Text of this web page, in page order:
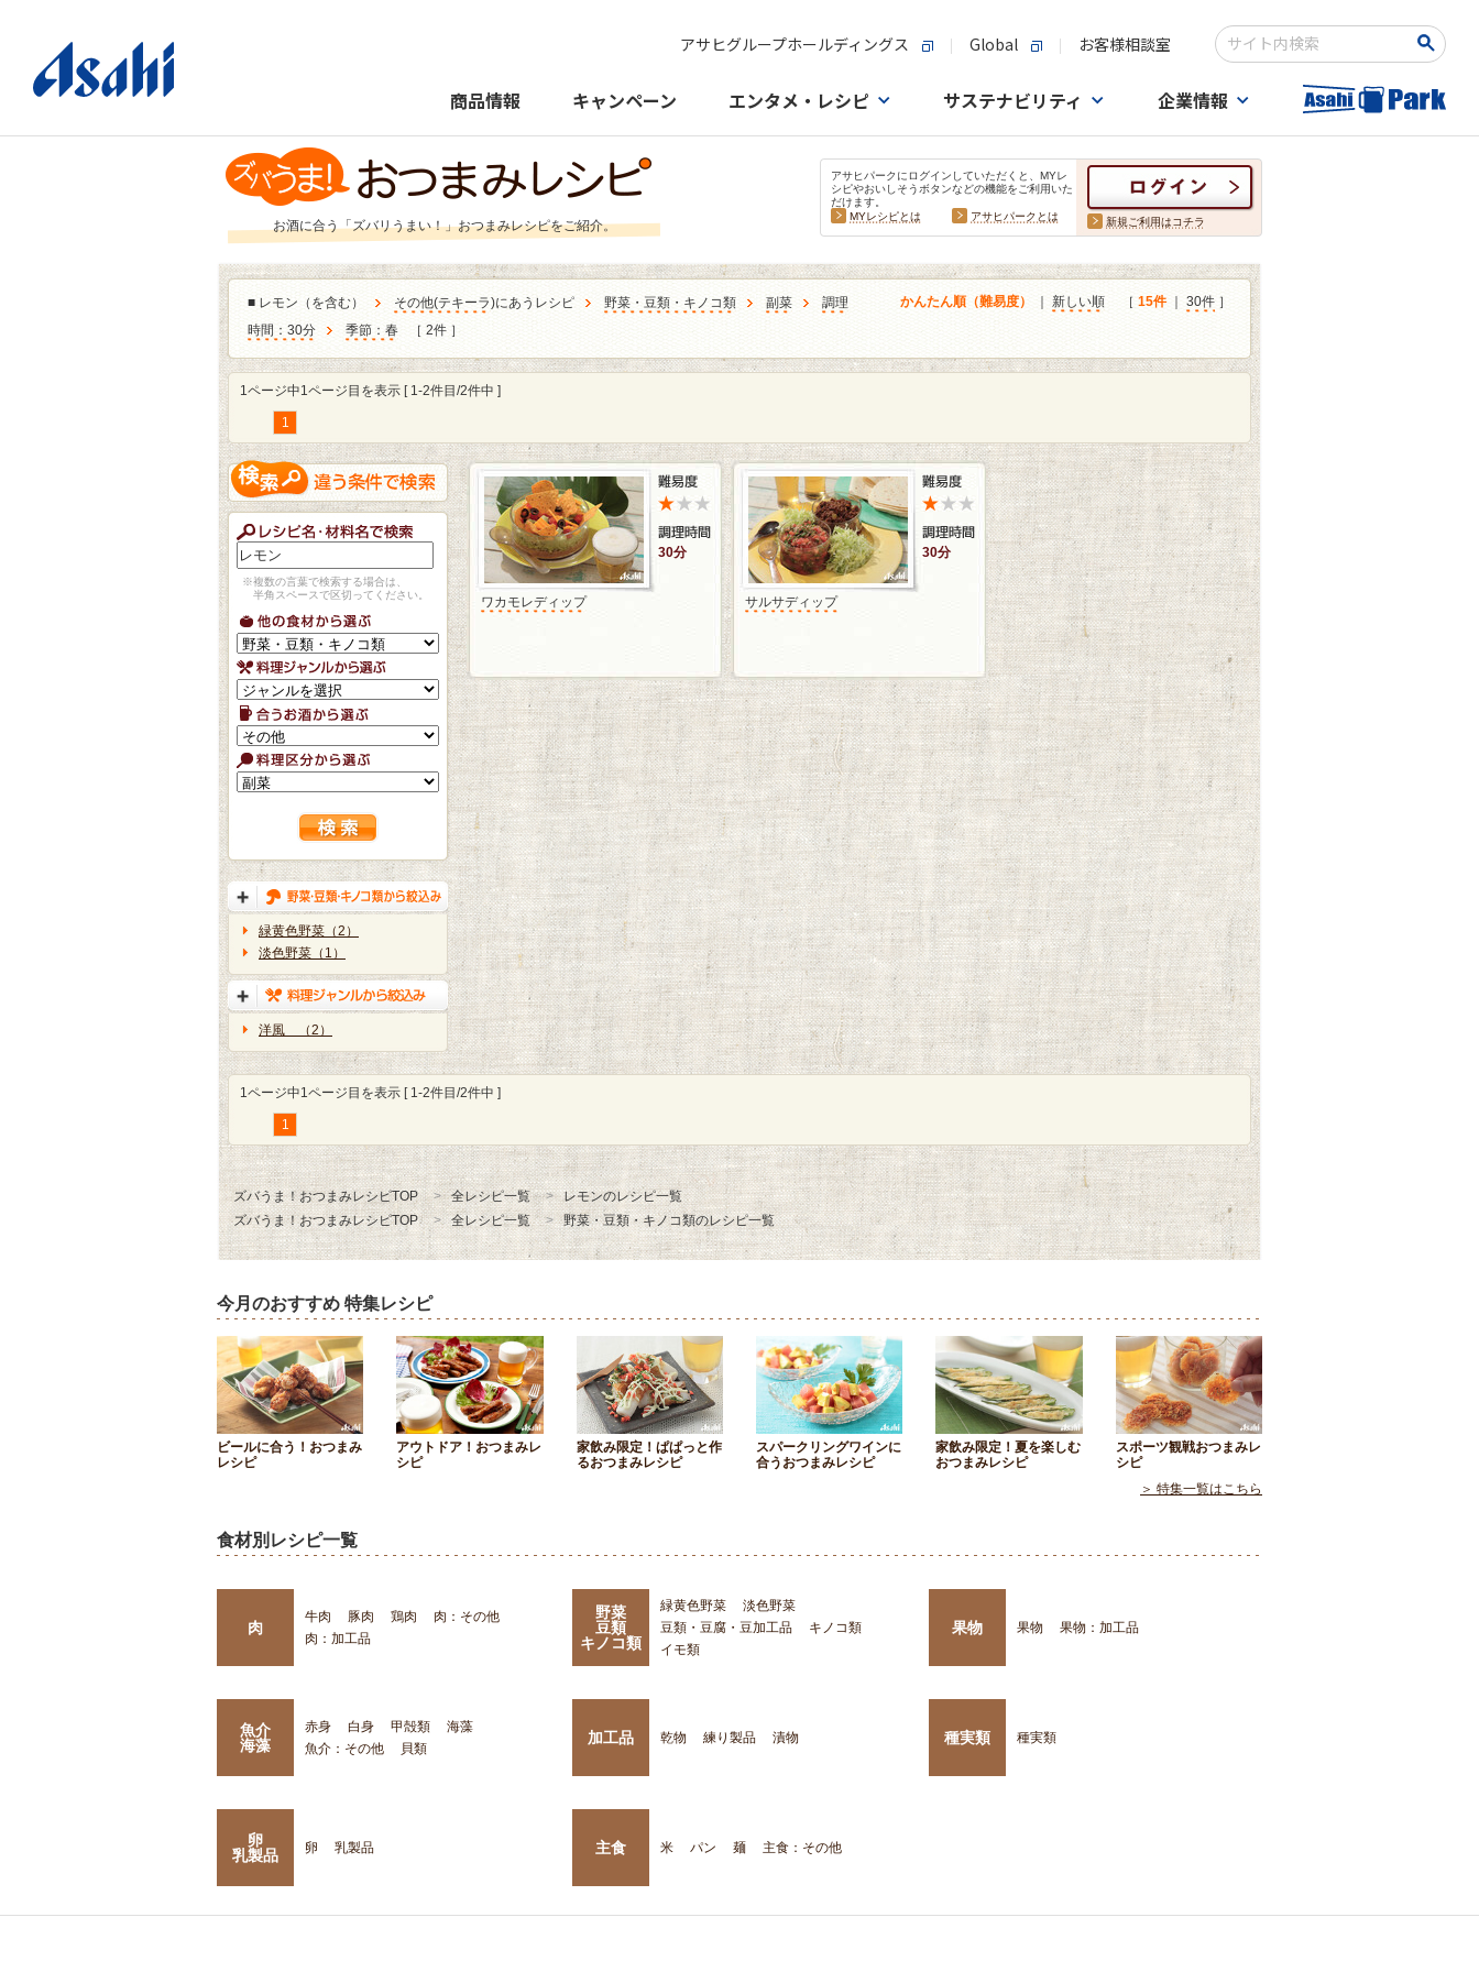
アサヒグループホールディングス Global お客様相談室
検索キーワード入力
商品情報 キャンペーン エンタメ・レシピ サステナビリティ 企業情報
お酒に合う「ズバリうまい！」おつまみレシピをご紹介。
アサヒパークにログインしていただくと、MYレ
シピやおいしそうボタンなどの機能をご利用いた
だけます。
MYレシピとは
アサヒパークとは 新規ご利用はコチラ
■ レモン（を含む） その他(テキーラ)にあうレシピ 野菜・豆類・キノコ類 副菜
調理
時間：30分
季節：春 ［ 2件 ］
かんたん順（難易度） 新しい順 ［ 15件｜ 30件 ］
1ページ中1ページ目を表示 [ 1-2件目/2件中 ]
1
※複数の言葉で検索する場合は、
半角スペースで区切ってください。
緑黄色野菜（2）
淡色野菜（1）
洋風 （2）
30分
ワカモレディップ
30分
サルサディップ
1ページ中1ページ目を表示 [ 1-2件目/2件中 ]
1
ズバうま！おつまみレシピTOP 全レシピ一覧
レモンのレシピ一覧
ズバうま！おつまみレシピTOP
全レシピ一覧 野菜・豆類・キノコ類のレシピ一覧
今月のおすすめ 特集レシピ
ビールに合う！おつまみ
レシピ
アウトドア！おつまみレ
シピ
家飲み限定！ぱぱっと作
るおつまみレシピ
スパークリングワインに
合うおつまみレシピ
家飲み限定！夏を楽しむ
おつまみレシピ
スポーツ観戦おつまみレ
シピ
＞ 特集一覧はこちら
食材別レシピ一覧
肉
牛肉 豚肉 鶏肉
肉：その他
肉：加工品
野菜
豆類
キノコ類
緑黄色野菜
淡色野菜
豆類・豆腐・豆加工品
キノコ類
イモ類
果物 果物 果物：加工品
魚介
海藻
赤身 白身 甲殻類
海藻
魚介：その他
貝類
加工品 乾物 練り製品 漬物 種実類 種実類
卵
乳製品
卵 乳製品 主食 米 パン 麺 主食：その他